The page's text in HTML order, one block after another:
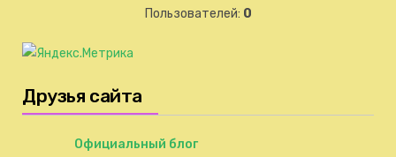
Пользователей: 0
Друзья сайта
Официальный блог